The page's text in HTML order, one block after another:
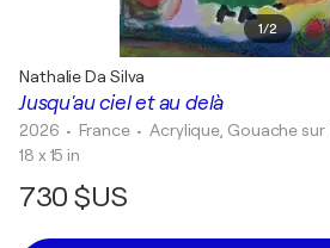
1/2
Jusqu'au ciel et au delà
Nathalie Da Silva
2026 • France •Acrylique, Gouache sur
18 x 15 in
730 $US